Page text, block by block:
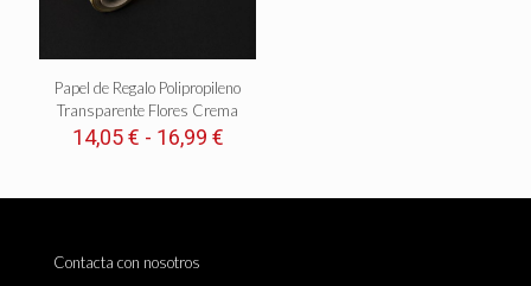
Papel de Regalo Polipropileno
Transparente Flores Crema
14,05€ - 16,99 €Rango
desde
Contacta con nosotros